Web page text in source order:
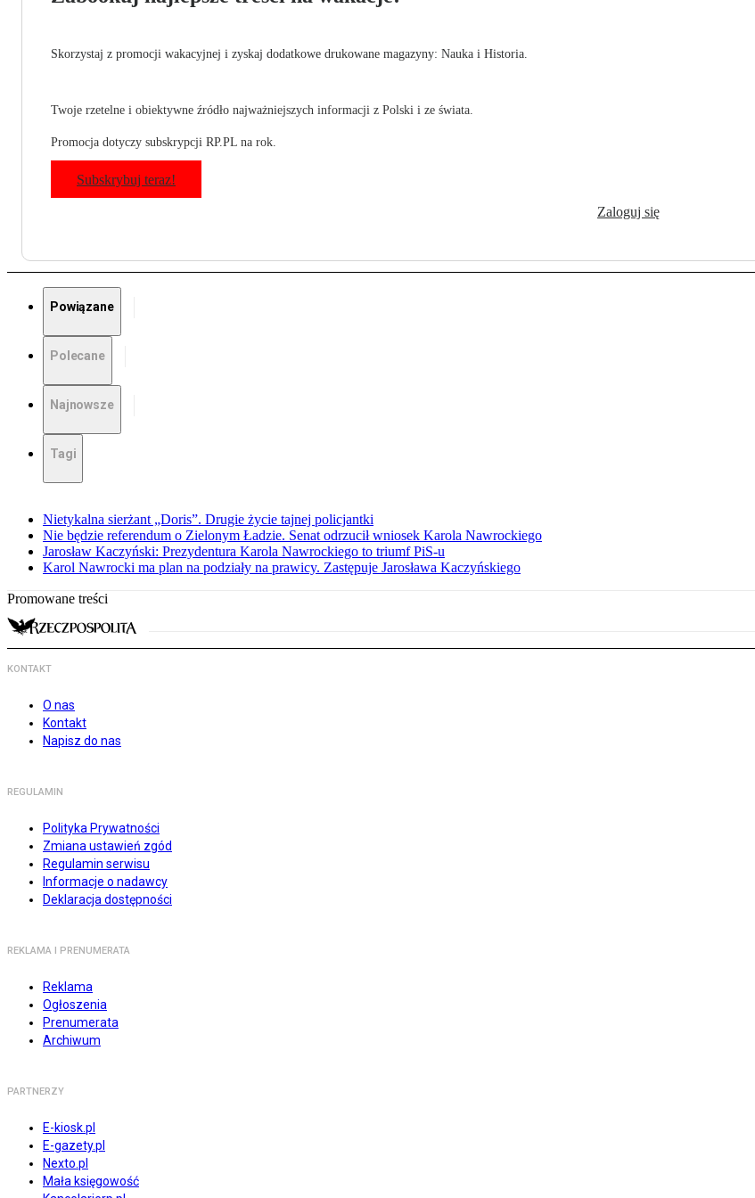
Skorzystaj z promocji wakacyjnej i zyskaj dodatkowe drukowane magazyny: Nauka i Historia.
Twoje rzetelne i obiektywne źródło najważniejszych informacji z Polski i ze świata.
Promocja dotyczy subskrypcji RP.PL na rok.
Subskrybuj teraz!
Zaloguj się
Powiązane
Polecane
Najnowsze
Tagi
Nietykalna sierżant „Doris”. Drugie życie tajnej policjantki
Nie będzie referendum o Zielonym Ładzie. Senat odrzucił wniosek Karola Nawrockiego
Jarosław Kaczyński: Prezydentura Karola Nawrockiego to triumf PiS-u
Karol Nawrocki ma plan na podziały na prawicy. Zastępuje Jarosława Kaczyńskiego
Promowane treści
KONTAKT
O nas
Kontakt
Napisz do nas
REGULAMIN
Polityka Prywatności
Zmiana ustawień zgód
Regulamin serwisu
Informacje o nadawcy
Deklaracja dostępności
REKLAMA I PRENUMERATA
Reklama
Ogłoszenia
Prenumerata
Archiwum
PARTNERZY
E-kiosk.pl
E-gazety.pl
Nexto.pl
Mała księgowość